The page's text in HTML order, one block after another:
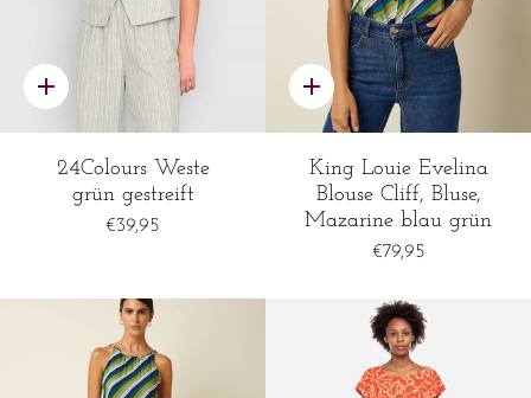
Schnelles
Hinzufügen
24Colours Weste
grün gestreift
€39,95
Schnelles
Hinzufügen
King Louie Evelina
Blouse Cliff, Bluse,
Mazarine blau grün
€79,95